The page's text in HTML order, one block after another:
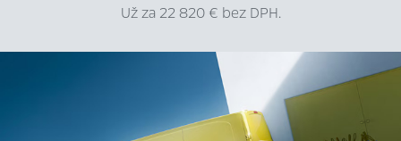
Už za 22 820 € bez DPH.